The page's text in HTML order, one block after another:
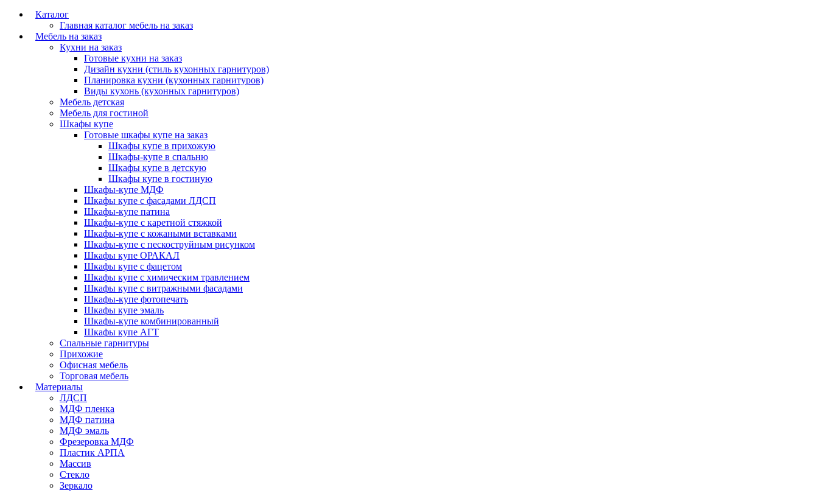
Каталог
Главная каталог мебель на заказ
Мебель на заказ
Кухни на заказ
Готовые кухни на заказ
Дизайн кухни (стиль кухонных гарнитуров)
Планировка кухни (кухонных гарнитуров)
Виды кухонь (кухонных гарнитуров)
Мебель детская
Мебель для гостиной
Шкафы купе
Готовые шкафы купе на заказ
Шкафы купе в прихожую
Шкафы-купе в спальню
Шкафы купе в детскую
Шкафы купе в гостиную
Шкафы-купе МДФ
Шкафы купе с фасадами ЛДСП
Шкафы-купе патина
Шкафы-купе с каретной стяжкой
Шкафы-купе с кожаными вставками
Шкафы-купе с пескоструйным рисунком
Шкафы купе ОРАКАЛ
Шкафы купе с фацетом
Шкафы купе с химическим травлением
Шкафы купе с витражными фасадами
Шкафы-купе фотопечать
Шкафы купе эмаль
Шкафы-купе комбинированный
Шкафы купе АГТ
Спальные гарнитуры
Прихожие
Офисная мебель
Торговая мебель
Материалы
ЛДСП
МДФ пленка
МДФ патина
МДФ эмаль
Фрезеровка МДФ
Пластик АРПА
Массив
Стекло
Зеркало